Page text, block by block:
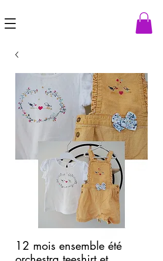
12 mois ensemble été